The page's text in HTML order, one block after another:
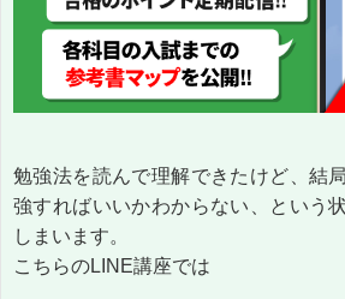
勉強法を読んで理解できたけど、結
強すればいいかわからない、という
しまいます。
こちらのLINE講座では